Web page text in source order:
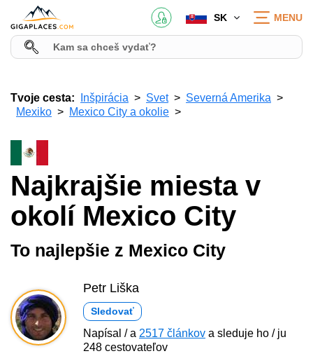
SK MENU
Tvoje cesta: Inšpirácia Svet
Severná Amerika
Mexiko
Mexico City a okolie
Najkrajšie miesta v
okolí Mexico City
To najlepšie z Mexico City
Petr Liška
Sledovať
Napísal / a 2517 článkov a sleduje ho / ju
248 cestovateľov